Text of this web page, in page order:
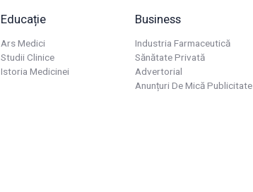
Educație
Ars Medici
Studii Clinice
Istoria Medicinei
Business
Industria Farmaceutică
Sănătate Privată
Advertorial
Anunțuri De Mică Publicitate